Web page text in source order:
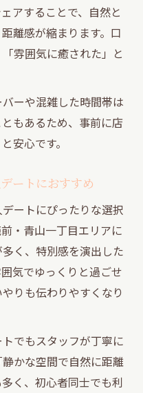
アすることで、自然と
離感が縮まります。口
雰囲気に癒された」と
ーや混雑した時間帯は
もあるため、事前に店
安心です。
ートにおすすめ
ートにぴったりな選択
・青山一丁目エリアに
く、特別感を演出した
気でゆっくりと過ごせ
りも伝わりやすくなり
でもスタッフが丁寧に
かな空間で自然に距離
く、初心者同士でも利